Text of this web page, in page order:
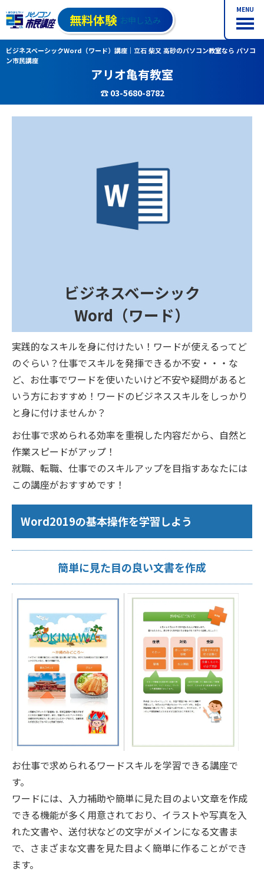
MENU
無料体験 お申し込み
ビジネスベーシックWord（ワード）講座｜立石 柴又 高砂のパソコン教室なら パソコ
ン市民講座
アリオ亀有教室
☎ 03-5680-8782
ビジネスベーシック
Word（ワード）
実践的なスキルを身に付けたい！ワードが使えるってど
のぐらい？仕事でスキルを発揮できるか不安・・・な
ど、お仕事でワードを使いたいけど不安や疑問があると
いう方におすすめ！ワードのビジネススキルをしっかり
と身に付けませんか？
お仕事で求められる効率を重視した内容だから、自然と
作業スピードがアップ！
就職、転職、仕事でのスキルアップを目指すあなたには
この講座がおすすめです！
Word2019の基本操作を学習しよう
簡単に見た目の良い文書を作成
お仕事で求められるワードスキルを学習できる講座で
す。
ワードには、入力補助や簡単に見た目のよい文章を作成
できる機能が多く用意されており、イラストや写真を入
れた文書や、送付状などの文字がメインになる文書ま
で、さまざまな文書を見た目よく簡単に作ることができ
ます。